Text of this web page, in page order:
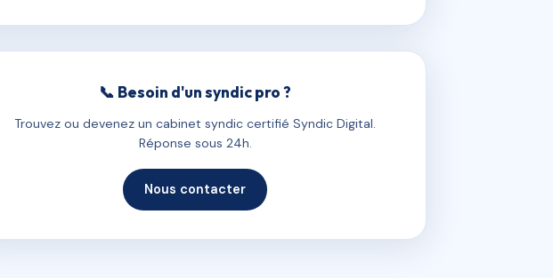
📞 Besoin d'un syndic pro ?
Trouvez ou devenez un cabinet syndic certifié Syndic Digital.
Réponse sous 24h.
Nous contacter